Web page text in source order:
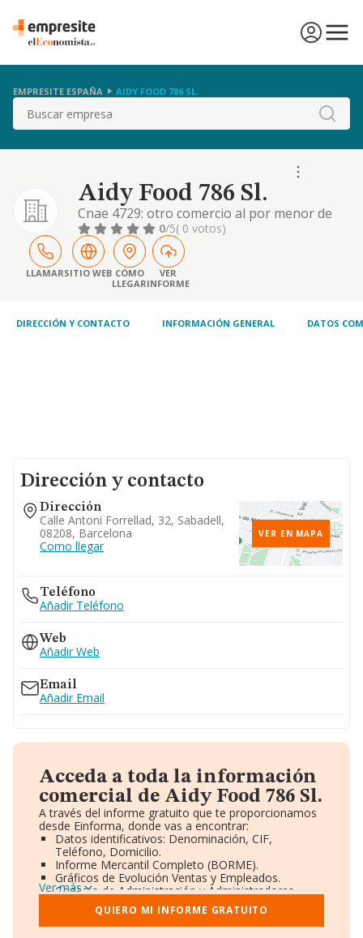
EMPRESITE ESPAÑA AIDY FOOD 786 SL.
Buscar
Aidy Food 786 Sl.
Cnae 4729: otro comercio al por menor de
productos alimenticios en establecimientos
especializados. cnae 4724: comercio menor
de pan y productos de panaderia, confiteria
y pasteleria en establecimientos
especializados, etc
0/5( 0 votos)
LLAMARSITIO WEB CÓMO
LLEGAR
VER
INFORME
DIRECCIÓN Y CONTACTO INFORMACIÓN GENERAL DATOS
Dirección y contacto
Dirección
Calle Antoni Forrellad, 32, Sabadell,
08208, Barcelona
Como llegar
VER EN MAPA
Teléfono
Añadir Teléfono
Web
Añadir Web
Email
Añadir Email
Acceda a toda la información
comercial de Aidy Food 786 Sl.
A través del informe gratuito que te proporcionamos
desde Einforma, donde vas a encontrar:
Datos identificativos: Denominación, CIF,
Teléfono, Domicilio.
Informe Mercantil Completo (BORME).
Gráficos de Evolución Ventas y Empleados.
Consejo de Administración y Administradores.
Directivos y Ejecutivos.
Accionistas.
Participaciones y Vinculaciones en otras empresas.
Ver más
QUIERO MI INFORME GRATUITO